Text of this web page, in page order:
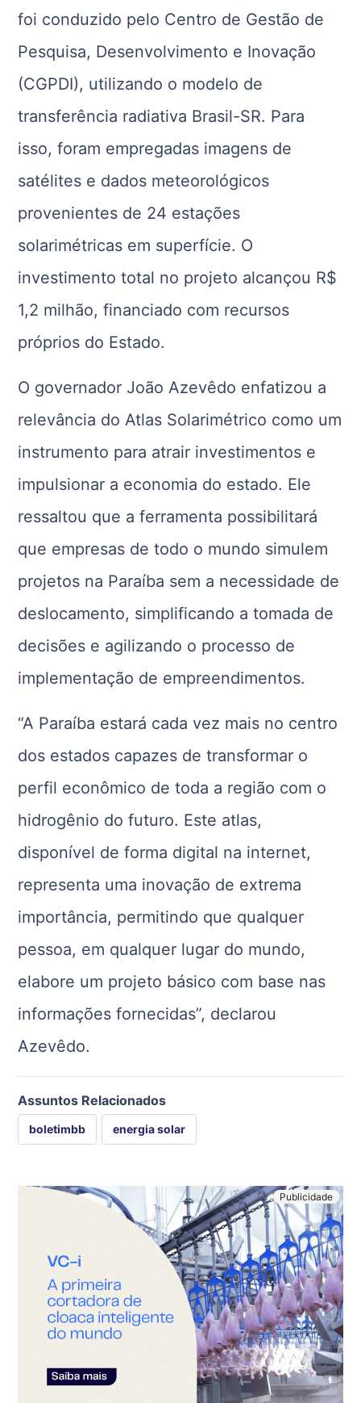
foi conduzido pelo Centro de Gestão de
Pesquisa, Desenvolvimento e Inovação
(CGPDI), utilizando o modelo de
transferência radiativa Brasil-SR. Para
isso, foram empregadas imagens de
satélites e dados meteorológicos
provenientes de 24 estações
solarimétricas em superfície. O
investimento total no projeto alcançou R$
1,2 milhão, financiado com recursos
próprios do Estado.
O governador João Azevêdo enfatizou a
relevância do Atlas Solarimétrico como um
instrumento para atrair investimentos e
impulsionar a economia do estado. Ele
ressaltou que a ferramenta possibilitará
que empresas de todo o mundo simulem
projetos na Paraíba sem a necessidade de
deslocamento, simplificando a tomada de
decisões e agilizando o processo de
implementação de empreendimentos.
“A Paraíba estará cada vez mais no centro
dos estados capazes de transformar o
perfil econômico de toda a região com o
hidrogênio do futuro. Este atlas,
disponível de forma digital na internet,
representa uma inovação de extrema
importância, permitindo que qualquer
pessoa, em qualquer lugar do mundo,
elabore um projeto básico com base nas
informações fornecidas”, declarou
Azevêdo.
Assuntos Relacionados
boletimbb energia solar